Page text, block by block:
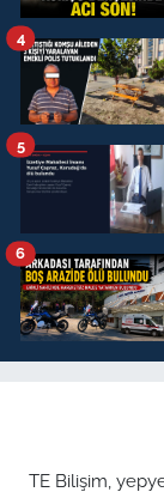
4
5
6
TE Bilişim,